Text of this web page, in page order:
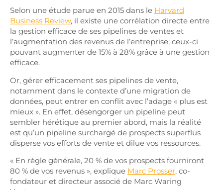
Selon une étude parue en 2015 dans le Harvard
Business Review, il existe une corrélation directe entre
la gestion efficace de ses pipelines de ventes et
l’augmentation des revenus de l’entreprise; ceux-ci
pouvant augmenter de 15% à 28% grâce à une gestion
efficace.
Or, gérer efficacement ses pipelines de vente,
notamment dans le contexte d’une migration de
données, peut entrer en conflit avec l’adage « plus est
mieux ». En effet, désengorger un pipeline peut
sembler hérétique au premier abord, mais la réalité
est qu’un pipeline surchargé de prospects superflus
disperse vos efforts de vente et dilue vos ressources.
« En règle générale, 20 % de vos prospects fourniront
80 % de vos revenus », explique Marc Prosser, co-
fondateur et directeur associé de Marc Waring